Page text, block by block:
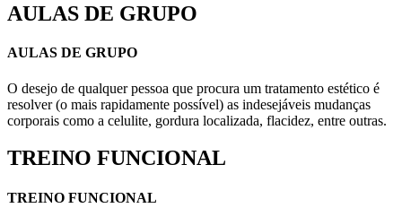
AULAS DE GRUPO
AULAS DE GRUPO
O desejo de qualquer pessoa que procura um tratamento estético é
resolver (o mais rapidamente possível) as indesejáveis mudanças
corporais como a celulite, gordura localizada, flacidez, entre outras.
TREINO FUNCIONAL
TREINO FUNCIONAL